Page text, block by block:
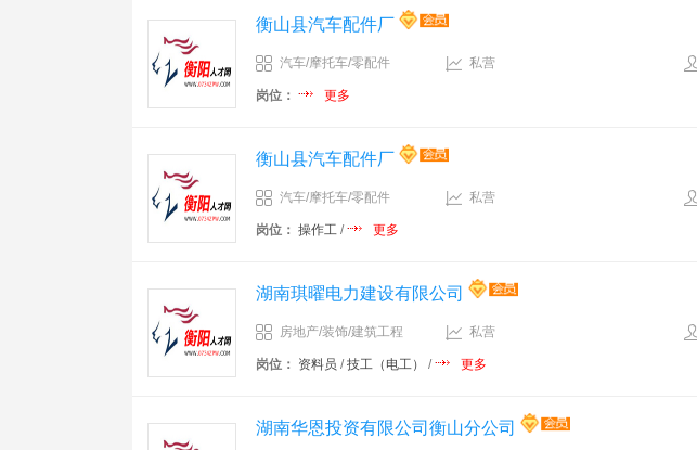
衡山县汽车配件厂
汽车/摩托车/零配件 私营
岗位： 更多
衡山县汽车配件厂
汽车/摩托车/零配件 私营
岗位： 操作工 / 更多
湖南琪曜电力建设有限公司
房地产/装饰/建筑工程 私营
岗位： 资料员 /技工（电工） / 更多
湖南华恩投资有限公司衡山分公司